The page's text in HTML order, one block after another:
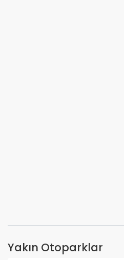
Yakın Otoparklar